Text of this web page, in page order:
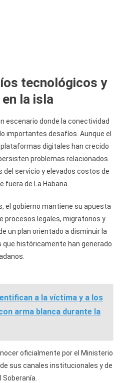
tecnológicos y
la isla
escenario donde la conectividad
importantes desafíos. Aunque el
digitales han crecido
problemas relacionados
del servicio y elevados costos de
de La Habana.
el gobierno mantiene su apuesta
procesos legales, migratorios y
un plan orientado a disminuir la
que históricamente han generado
a la víctima y a los
arma blanca durante la
oficialmente por el Ministerio
sus canales institucionales y de